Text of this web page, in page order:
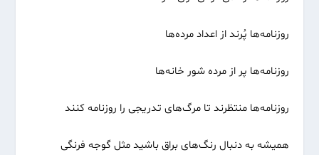
روزنامه‌ها پُرند از اعداد مرده‌ها
روزنامه‌ها پر از مرده شور خانه‌ها
روزنامه‌ها منتظرند تا مرگ‌های تدریجی را روزنامه کنند
همیشه به دنبال رنگ‌های براق باشید مثل گوجه فرنگی